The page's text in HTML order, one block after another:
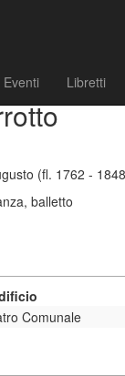
Eventi Libretti
(fl. 1762 -
balletto
Comunale